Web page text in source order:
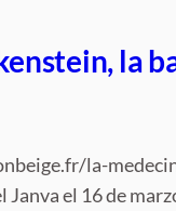
la
la-
el 16 de